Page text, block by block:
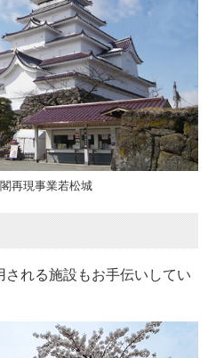
ー
再現事業若松城
される施設もお手伝いしてい